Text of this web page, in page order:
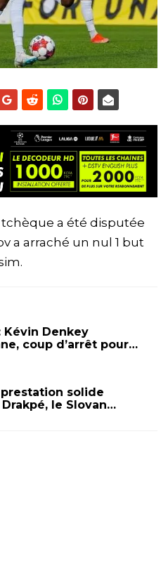
tchèque a été disputée
a arraché un nul 1 but
Kévin Denkey
coup d’arrêt pour…
solide
Drakpé, le Slovan…